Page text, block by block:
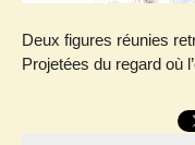
Deux figures réunies
Projetées du regard où